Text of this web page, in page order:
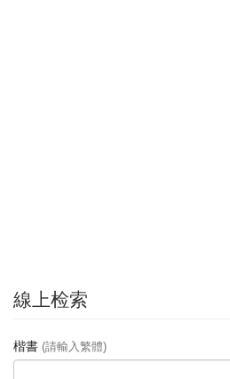
線上检索
楷書 (請輸入繁體)